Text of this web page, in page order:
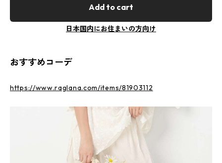
Add to cart
日本国内にお住まいの方向け
おすすめコーデ
https://www.raglana.com/items/81903112